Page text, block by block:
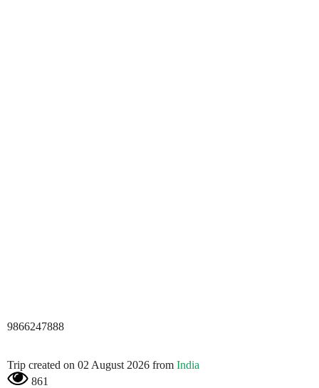
9866247888
Trip created on 02 August 2026 from India
861